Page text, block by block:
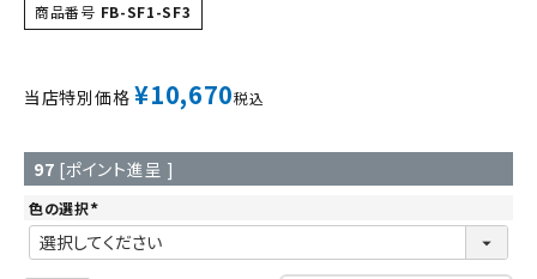
商品番号 FB-SF1-SF3
当店特別価格 ¥10,670税込
97 [ポイント進呈 ]
色の選択
(
必
須
)